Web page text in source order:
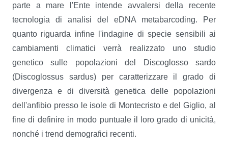
parte a mare l'Ente intende avvalersi della recente
tecnologia di analisi del eDNA metabarcoding. Per
quanto riguarda infine l'indagine di specie sensibili ai
cambiamenti climatici verrà realizzato uno studio
genetico sulle popolazioni del Discoglosso sardo
(Discoglossus sardus) per caratterizzare il grado di
divergenza e di diversità genetica delle popolazioni
dell'anfibio presso le isole di Montecristo e del Giglio, al
fine di definire in modo puntuale il loro grado di unicità,
nonché i trend demografici recenti.